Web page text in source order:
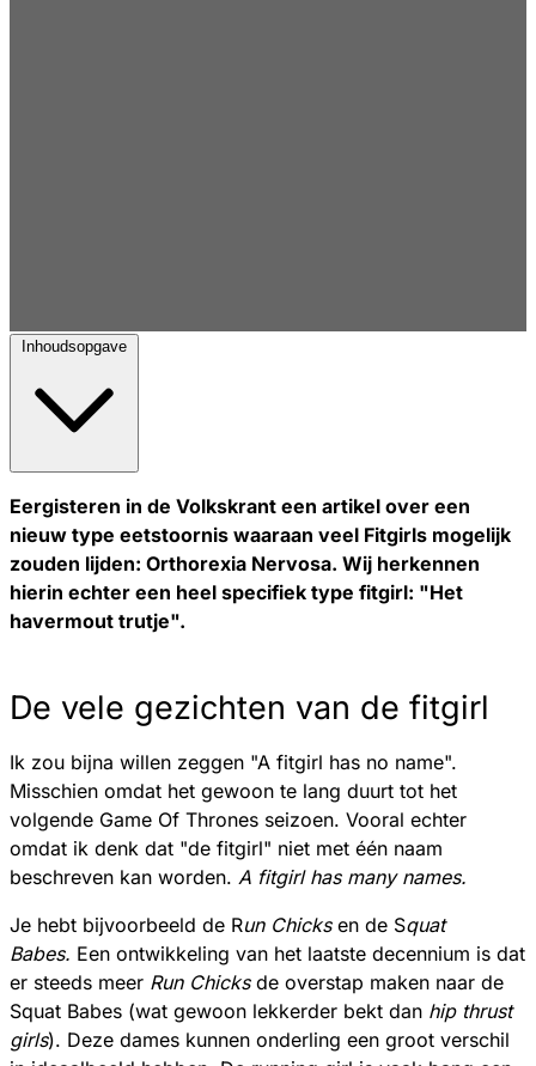
Inhoudsopgave
Eergisteren in de Volkskrant een artikel over een
nieuw type eetstoornis waaraan veel Fitgirls mogelijk
zouden lijden: Orthorexia Nervosa. Wij herkennen
hierin echter een heel specifiek type fitgirl: "Het
havermout trutje".
De vele gezichten van de fitgirl
Ik zou bijna willen zeggen "A fitgirl has no name".
Misschien omdat het gewoon te lang duurt tot het
volgende Game Of Thrones seizoen. Vooral echter
omdat ik denk dat "de fitgirl" niet met één naam
beschreven kan worden. A fitgirl has many names.
Je hebt bijvoorbeeld de Run Chicksen de Squat
Babes. Een ontwikkeling van het laatste decennium is dat
er steeds meer Run Chicksde overstap maken naar de
Squat Babes (wat gewoon lekkerder bekt dan hip thrust
girls). Deze dames kunnen onderling een groot verschil